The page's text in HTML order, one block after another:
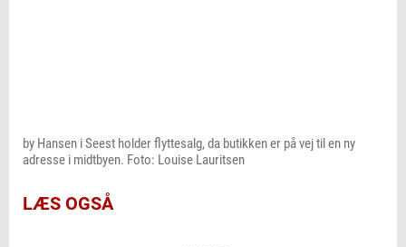
by Hansen i Seest holder flyttesalg, da butikken er på vej til en ny
adresse i midtbyen. Foto: Louise Lauritsen
LÆS OGSÅ